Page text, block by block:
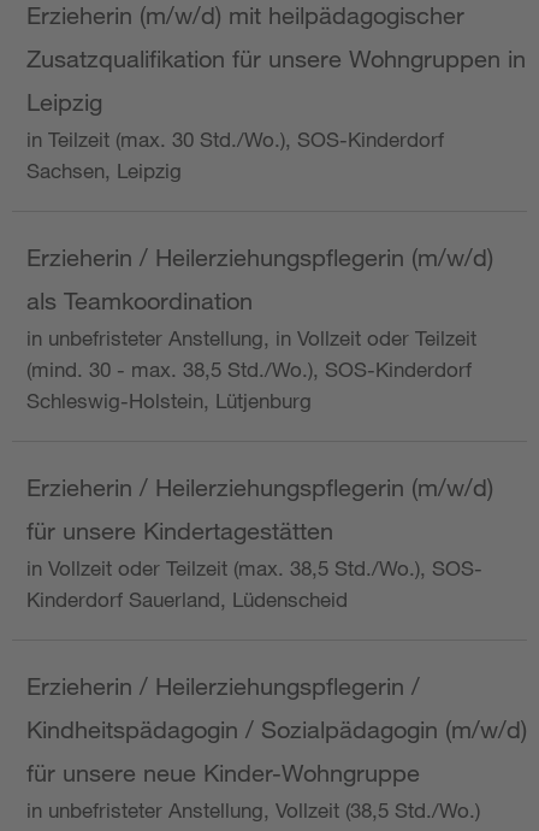
Erzieherin (m/w/d) mit heilpädagogischer
Zusatzqualifikation für unsere Wohngruppen in
Leipzig
in Teilzeit (max. 30 Std./Wo.), SOS-Kinderdorf
Sachsen, Leipzig
Erzieherin / Heilerziehungspflegerin (m/w/d)
als Teamkoordination
in unbefristeter Anstellung, in Vollzeit oder Teilzeit
(mind. 30 - max. 38,5 Std./Wo.), SOS-Kinderdorf
Schleswig-Holstein, Lütjenburg
Erzieherin / Heilerziehungspflegerin (m/w/d)
für unsere Kindertagestätten
in Vollzeit oder Teilzeit (max. 38,5 Std./Wo.), SOS-
Kinderdorf Sauerland, Lüdenscheid
Erzieherin / Heilerziehungspflegerin /
Kindheitspädagogin / Sozialpädagogin (m/w/d)
für unsere neue Kinder-Wohngruppe
in unbefristeter Anstellung, Vollzeit (38,5 Std./Wo.)